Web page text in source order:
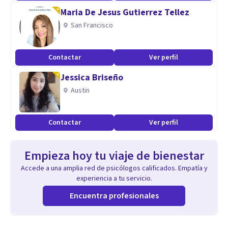
Maria De Jesus Gutierrez Tellez
San Francisco
Contactar Ver perfil
Jessica Briseño
Austin
Contactar Ver perfil
Empieza hoy tu viaje de bienestar
Accede a una amplia red de psicólogos calificados. Empatía y
experiencia a tu servicio.
Encuentra profesionales